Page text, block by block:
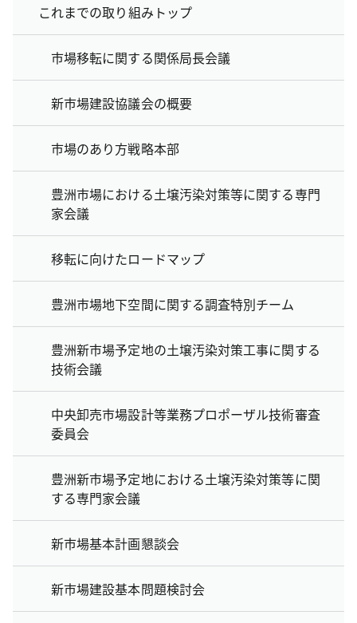
これまでの取り組みトップ
市場移転に関する関係局長会議
新市場建設協議会の概要
市場のあり方戦略本部
豊洲市場における土壌汚染対策等に関する専門
家会議
移転に向けたロードマップ
豊洲市場地下空間に関する調査特別チーム
豊洲新市場予定地の土壌汚染対策工事に関する
技術会議
中央卸売市場設計等業務プロポーザル技術審査
委員会
豊洲新市場予定地における土壌汚染対策等に関
する専門家会議
新市場基本計画懇談会
新市場建設基本問題検討会